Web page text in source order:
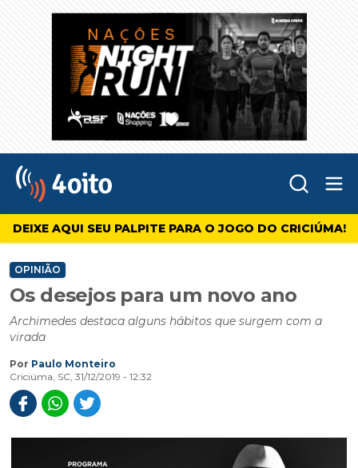
4oito
DEIXE AQUI SEU PALPITE PARA O JOGO DO CRICIÚMA!
OPINIÃO
Os desejos para um novo ano
Archimedes destaca alguns hábitos que surgem com a
virada
Por Paulo Monteiro
Criciúma, SC, 31/12/2019 - 12:32